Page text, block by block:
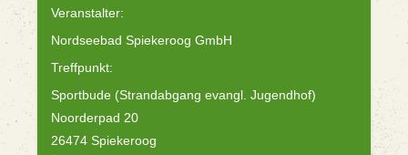
Veranstalter:
Nordseebad Spiekeroog GmbH
Treffpunkt:
Sportbude (Strandabgang evangl. Jugendhof)
Noorderpad 20
26474 Spiekeroog